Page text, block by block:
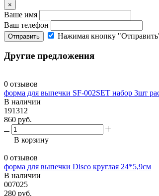
×
Ваше имя
Ваш телефон
Отправить Нажимая кнопку
Другие предложения
0 отзывов
форма для выпечки SF-002SET набор 3шт
В наличии
191312
860 руб.
В корзину
0 отзывов
форма для выпечки Disco круглая 24*5,9см
В наличии
007025
280 руб.